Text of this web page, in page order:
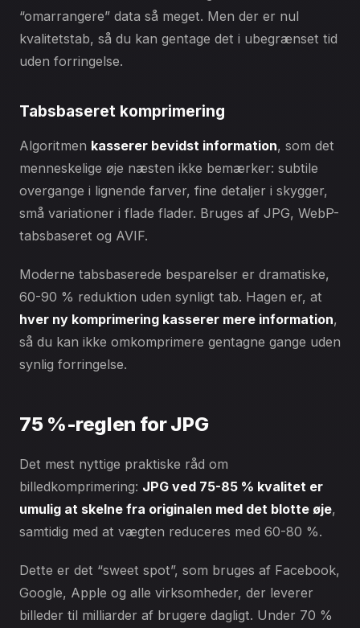
“omarrangere” data så meget. Men der er nul
kvalitetstab, så du kan gentage det i ubegrænset tid
uden forringelse.
Tabsbaseret komprimering
Algoritmen kasserer bevidst information, som det
menneskelige øje næsten ikke bemærker: subtile
overgange i lignende farver, fine detaljer i skygger,
små variationer i flade flader. Bruges af JPG, WebP-
tabsbaseret og AVIF.
Moderne tabsbaserede besparelser er dramatiske,
60-90 % reduktion uden synligt tab. Hagen er, at
hver ny komprimering kasserer mere information,
så du kan ikke omkomprimere gentagne gange uden
synlig forringelse.
75 %-reglen for JPG
Det mest nyttige praktiske råd om
billedkomprimering: JPG ved 75-85 % kvalitet er
umulig at skelne fra originalen med det blotte øje,
samtidig med at vægten reduceres med 60-80 %.
Dette er det “sweet spot”, som bruges af Facebook,
Google, Apple og alle virksomheder, der leverer
billeder til milliarder af brugere dagligt. Under 70 %